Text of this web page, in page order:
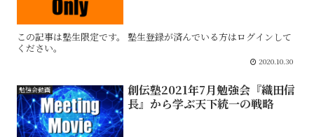
この記事は塾生限定です。 塾生登録が済んでいる方はログインして
ください。
2020.10.30
勉強会動画
創伝塾2021年7月勉強会『織田信
長』から学ぶ天下統一の戦略